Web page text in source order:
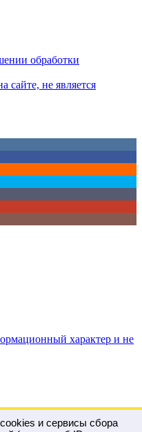
обработки
сайте, не является
характер и не
и сервисы сбора